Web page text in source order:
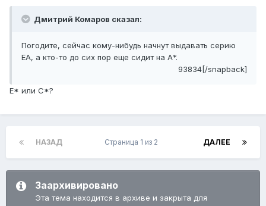
Дмитрий Комаров сказал:
Погодите, сейчас кому-нибудь начнут выдавать серию
ЕА, а кто-то до сих пор еще сидит на А*.
93834[/snapback]
E* или C*?
НАЗАД ДАЛЕЕ
Страница 1 из 2
Заархивировано
Эта тема находится в архиве и закрыта для